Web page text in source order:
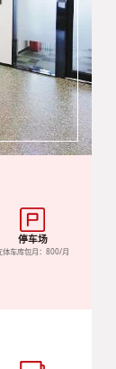
停车场
体车库包月：800/月